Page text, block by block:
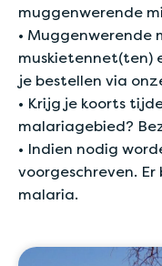
muggenwerende
• Muggenwerende
muskietennet(ten)
je bestellen via
• Krijg je koorts
malariagebied?
• Indien nodig
voorgeschreven.
malaria.